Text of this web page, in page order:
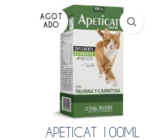
AGOT
ADO
APETICAT 100ML